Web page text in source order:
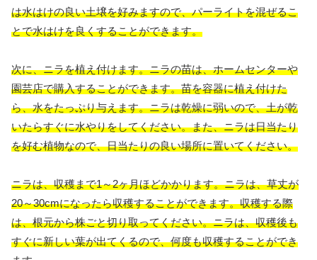
は水はけの良い土壌を好みますので、パーライトを混ぜるこ
とで水はけを良くすることができます。
次に、ニラを植え付けます。ニラの苗は、ホームセンターや
園芸店で購入することができます。苗を容器に植え付けた
ら、水をたっぷり与えます。ニラは乾燥に弱いので、土が乾
いたらすぐに水やりをしてください。また、ニラは日当たり
を好む植物なので、日当たりの良い場所に置いてください。
ニラは、収穫まで1～2ヶ月ほどかかります。ニラは、草丈が
20～30cmになったら収穫することができます。収穫する際
は、根元から株ごと切り取ってください。ニラは、収穫後も
すぐに新しい葉が出てくるので、何度も収穫することができ